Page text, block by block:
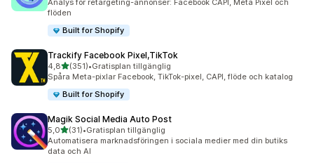
Analys för retargeting-annonser: Facebook CAPI, Meta Pixel och
flöden
Built for Shopify
Trackify Facebook Pixel,TikTok
4,8av 5 stjärnor
(351)
351 recensioner totalt
•Gratisplan tillgänglig
Spåra Meta-pixlar Facebook, TikTok-pixel, CAPI, flöde och katalog
Built for Shopify
Magik Social Media Auto Post
5,0av 5 stjärnor
(31)
31 recensioner totalt
•Gratisplan tillgänglig
Automatisera marknadsföringen i sociala medier med din butiks
data och AI